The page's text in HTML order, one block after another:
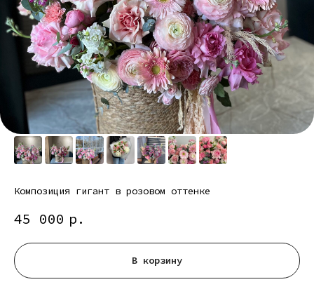
Композиция гигант в розовом оттенке
45 000 р.
В корзину